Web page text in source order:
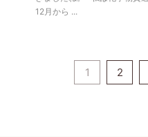
12月から ...
1 2